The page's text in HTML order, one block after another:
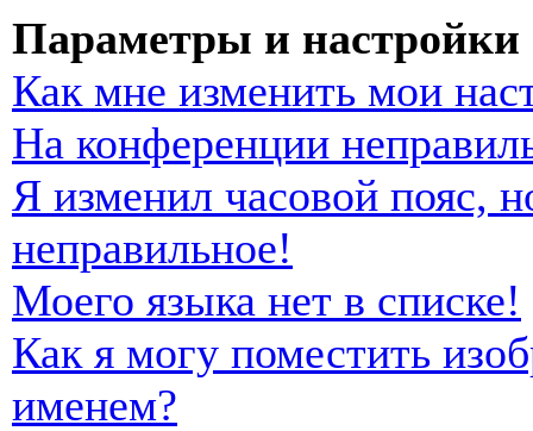
Параметры и настройки
Как мне изменить мои
На конференции
Я изменил часовой пояс,
неправильное!
Моего языка нет в списке!
Как я могу поместить
именем?